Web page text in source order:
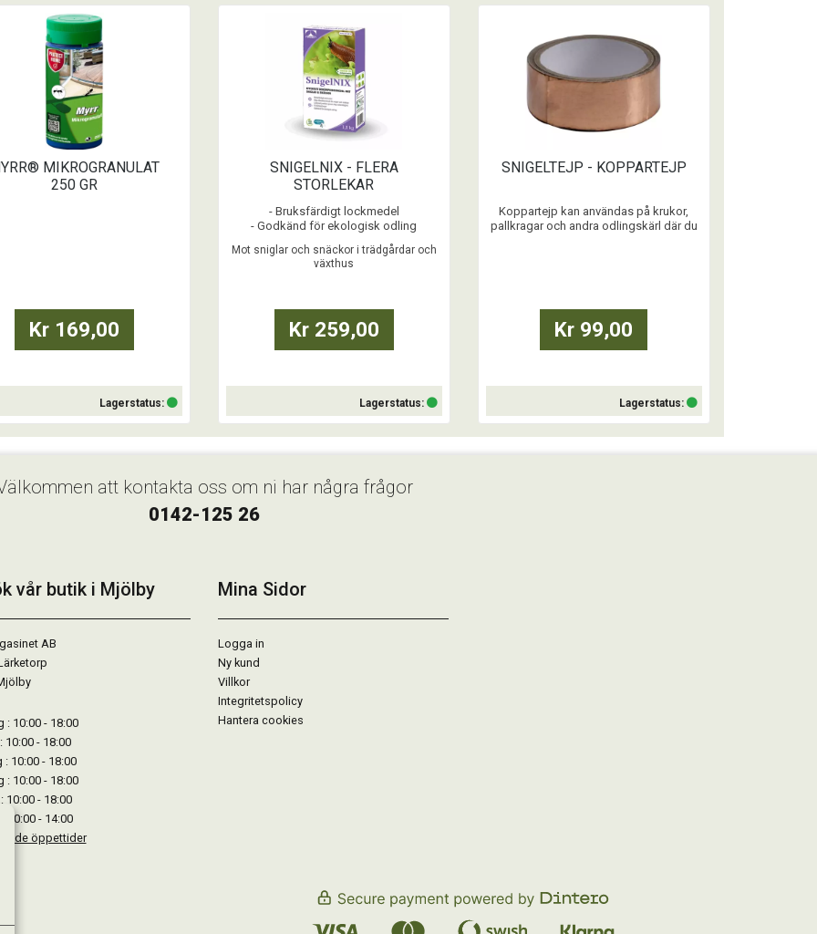
Köp Köp
MIKROGRANULAT
250 GR
Kr 169,00
Lagerstatus:
Köp
SNIGELNIX - FLERA
STORLEKAR
- Bruksfärdigt lockmedel
- Godkänd för ekologisk odling
- Hög attkraktionskraft för sniglar och
snäckor
- Långvarig verkan genom hög
- Naturligt aktiva ingredienser
Mot sniglar och snäckor i trädgårdar och
växthus
Kr 259,00
Lagerstatus:
Köp
SNIGELTEJP - KOPPARTEJP
Koppartejp kan användas på krukor,
pallkragar och andra odlingskärl där du
tillbaka.
Koppartejpen är 5 meter lång och 4 ...
Kr 99,00
Lagerstatus:
Köp
att kontakta oss om ni har några frågor
0142-125 26
vår butik i Mjölby
AB
: 10:00 - 18:00
10:00 - 18:00
: 10:00 - 18:00
: 10:00 - 18:00
10:00 - 18:00
10:00 - 14:00
öppettider
Mina Sidor
Logga in
Ny kund
Villkor
Integritetspolicy
Hantera cookies